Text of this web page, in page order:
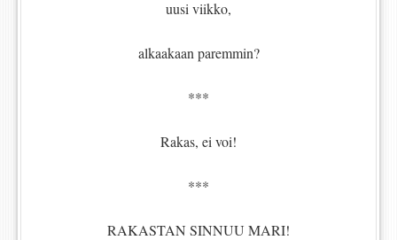
uusi viikko,
alkaakaan paremmin?
***
Rakas, ei voi!
***
RAKASTAN SINNUU MARI!